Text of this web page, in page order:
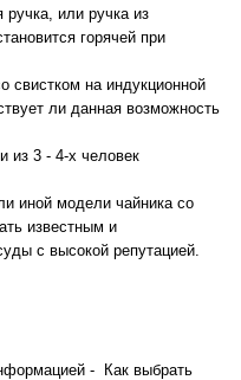
ручка, или ручка из
горячей при
свистком на индукционной
ли данная возможность
из 3 - 4-х человек
иной модели чайника со
известным и
с высокой репутацией.
- Как выбрать